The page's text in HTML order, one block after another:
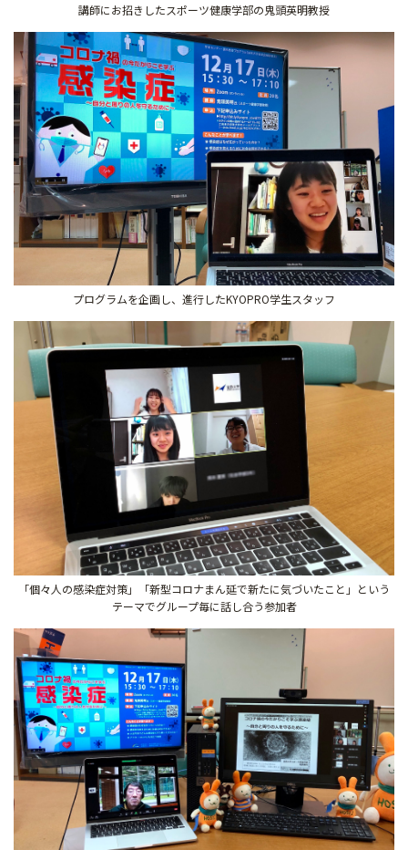
講師にお招きしたスポーツ健康学部の鬼頭英明教授
プログラムを企画し、進行したKYOPRO学生スタッフ
「個々人の感染症対策」「新型コロナまん延で新たに気づいたこと」という
テーマでグループ毎に話し合う参加者